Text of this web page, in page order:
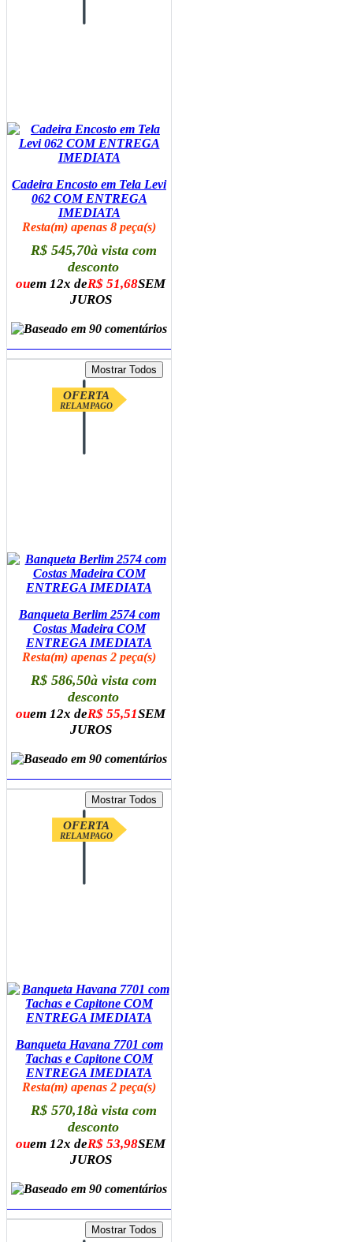
Cadeira Encosto em Tela Levi
062 COM ENTREGA
IMEDIATA
Resta(m) apenas 8 peça(s)
R$ 545,70à vista com
desconto
ouem 12x deR$ 51,68SEM
JUROS
OFERTA
RELAMPAGO
Banqueta Berlim 2574 com
Costas Madeira COM
ENTREGA IMEDIATA
Resta(m) apenas 2 peça(s)
R$ 586,50à vista com
desconto
ouem 12x deR$ 55,51SEM
JUROS
OFERTA
RELAMPAGO
Banqueta Havana 7701 com
Tachas e Capitone COM
ENTREGA IMEDIATA
Resta(m) apenas 2 peça(s)
R$ 570,18à vista com
desconto
ouem 12x deR$ 53,98SEM
JUROS